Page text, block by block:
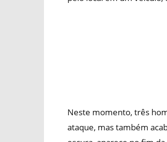
Neste momento, três
ataque, mas também